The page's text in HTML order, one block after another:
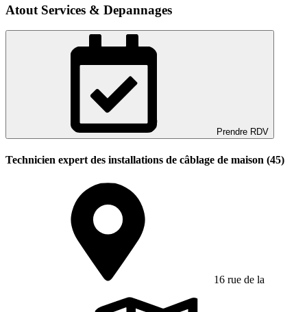
Atout Services & Depannages
Prendre RDV
Technicien expert des installations de câblage de maison (45)
16 rue de la